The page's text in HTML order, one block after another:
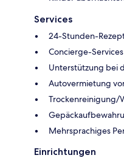
Services
24-Stunden-
Concierge-Services
Unterstützung bei
Autovermietung
Trockenreinigung/
Mehrsprachiges
Einrichtungen